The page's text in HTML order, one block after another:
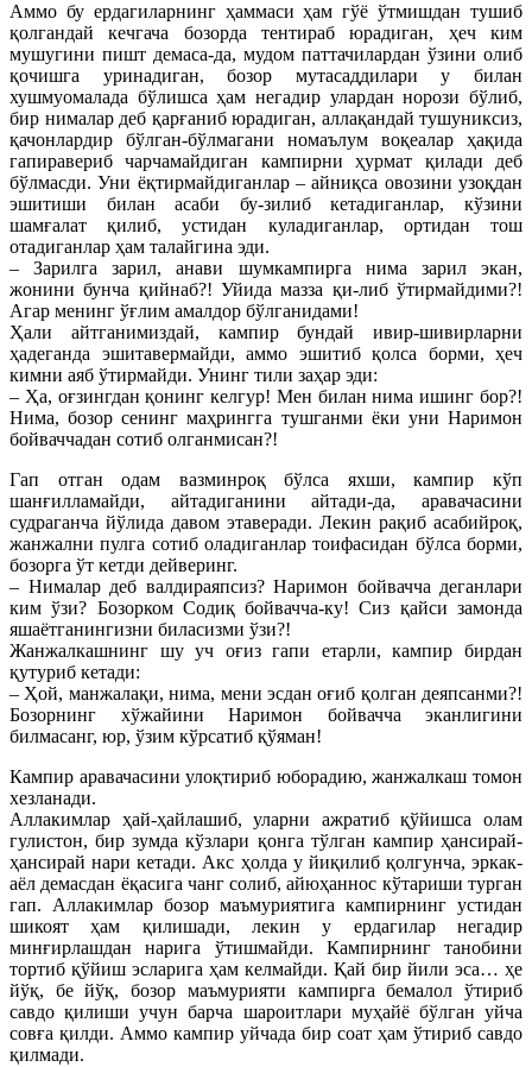
Аммо бу ердагиларнинг ҳаммаси ҳам гўё ўтмишдан тушиб
қолгандай кечгача бозорда тентираб юрадиган, ҳеч ким
мушугини пишт демаса-да, мудом паттачилардан ўзини олиб
қочишга уринадиган, бозор мутасаддилари у билан
хушмуомалада бўлишса ҳам негадир улардан норози бўлиб,
бир нималар деб қарғаниб юрадиган, аллақандай тушуниксиз,
қачонлардир бўлган-бўлмагани номаълум воқеалар ҳақида
гапиравериб чарчамайдиган кампирни ҳурмат қилади деб
бўлмасди. Уни ёқтирмайдиганлар – айниқса овозини узоқдан
эшитиши билан асаби бу-зилиб кетадиганлар, кўзини
шамғалат қилиб, устидан куладиганлар, ортидан тош
отадиганлар ҳам талайгина эди.
– Зарилга зарил, анави шумкампирга нима зарил экан,
жонини бунча қийнаб?! Уйида мазза қи-либ ўтирмайдими?!
Агар менинг ўғлим амалдор бўлганидами!
Ҳали айтганимиздай, кампир бундай ивир-шивирларни
ҳадеганда эшитавермайди, аммо эшитиб қолса борми, ҳеч
кимни аяб ўтирмайди. Унинг тили заҳар эди:
– Ҳа, оғзингдан қонинг келгур! Мен билан нима ишинг бор?!
Нима, бозор сенинг маҳрингга тушганми ёки уни Наримон
бойваччадан сотиб олганмисан?!
Гап отган одам вазминроқ бўлса яхши, кампир кўп
шанғилламайди, айтадиганини айтади-да, аравачасини
судраганча йўлида давом этаверади. Лекин рақиб асабийроқ,
жанжални пулга сотиб оладиганлар тоифасидан бўлса борми,
бозорга ўт кетди дейверинг.
– Нималар деб валдираяпсиз? Наримон бойвачча деганлари
ким ўзи? Бозорком Содиқ бойвачча-ку! Сиз қайси замонда
яшаётганингизни биласизми ўзи?!
Жанжалкашнинг шу уч оғиз гапи етарли, кампир бирдан
қутуриб кетади:
– Ҳой, манжалақи, нима, мени эсдан оғиб қолган деяпсанми?!
Бозорнинг хўжайини Наримон бойвачча эканлигини
билмасанг, юр, ўзим кўрсатиб қўяман!
Кампир аравачасини улоқтириб юборадию, жанжалкаш томон
хезланади.
Аллакимлар ҳай-ҳайлашиб, уларни ажратиб қўйишса олам
гулистон, бир зумда кўзлари қонга тўлган кампир ҳансирай-
ҳансирай нари кетади. Акс ҳолда у йиқилиб қолгунча, эркак-
аёл демасдан ёқасига чанг солиб, айюҳаннос кўтариши турган
гап. Аллакимлар бозор маъмуриятига кампирнинг устидан
шикоят ҳам қилишади, лекин у ердагилар негадир
минғирлашдан нарига ўтишмайди. Кампирнинг танобини
тортиб қўйиш эсларига ҳам келмайди. Қай бир йили эса… ҳе
йўқ, бе йўқ, бозор маъмурияти кампирга бемалол ўтириб
савдо қилиши учун барча шароитлари муҳайё бўлган уйча
совға қилди. Аммо кампир уйчада бир соат ҳам ўтириб савдо
қилмади.